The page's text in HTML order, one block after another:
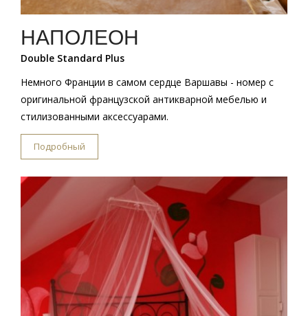
НАПОЛЕОН
Double Standard Plus
Немного Франции в самом сердце Варшавы - номер с
оригинальной французской антикварной мебелью и
стилизованными аксессуарами.
Подробный